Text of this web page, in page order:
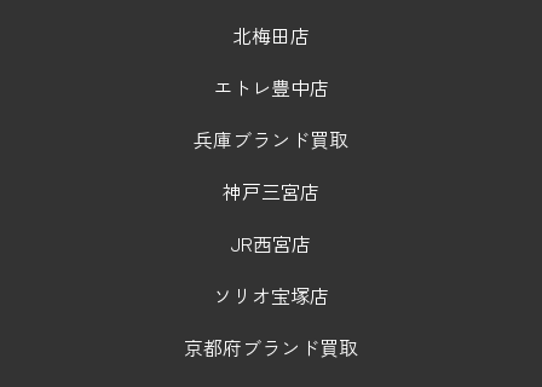
北梅田店
エトレ豊中店
兵庫ブランド買取
神戸三宮店
JR西宮店
ソリオ宝塚店
京都府ブランド買取